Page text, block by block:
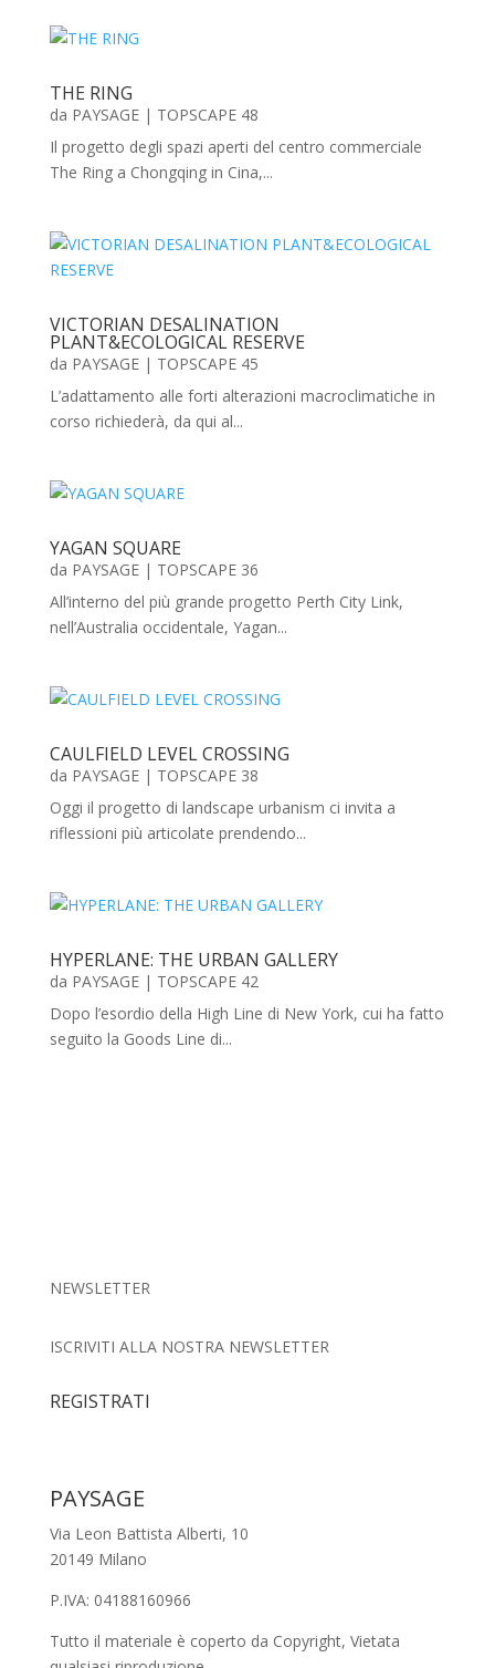
THE RING
da PAYSAGE| TOPSCAPE 48
Il progetto degli spazi aperti del centro commerciale
The Ring a Chongqing in Cina,...
VICTORIAN DESALINATION
PLANT&ECOLOGICAL RESERVE
da PAYSAGE| TOPSCAPE 45
L’adattamento alle forti alterazioni macroclimatiche in
corso richiederà, da qui al...
YAGAN SQUARE
da PAYSAGE| TOPSCAPE 36
All’interno del più grande progetto Perth City Link,
nell’Australia occidentale, Yagan...
CAULFIELD LEVEL CROSSING
da PAYSAGE| TOPSCAPE 38
Oggi il progetto di landscape urbanism ci invita a
riflessioni più articolate prendendo...
HYPERLANE: THE URBAN GALLERY
da PAYSAGE| TOPSCAPE 42
Dopo l’esordio della High Line di New York, cui ha fatto
seguito la Goods Line di...
NEWSLETTER
ISCRIVITI ALLA NOSTRA NEWSLETTER
REGISTRATI
PAYSAGE
Via Leon Battista Alberti, 10
20149 Milano
P.IVA: 04188160966
Tutto il materiale è coperto da Copyright, Vietata